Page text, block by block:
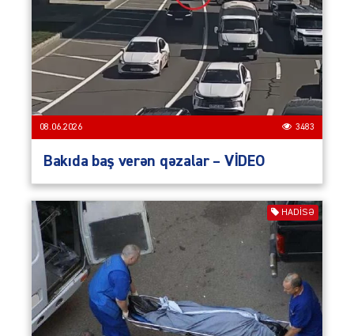
08.06.2026 3483
Bakıda baş verən qəzalar – VİDEO
HADISƏ